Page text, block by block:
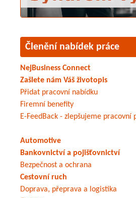
Členění nabídek práce
NejBusiness Connect
Zašlete nám Váš životopis
Přidat pracovní nabídku
Firemní benefity
E-FeedBack - zlepšujeme pracovní
Automotive
Bankovnictví a pojišťovnictví
Bezpečnost a ochrana
Cestovní ruch
Doprava, přeprava a logistika